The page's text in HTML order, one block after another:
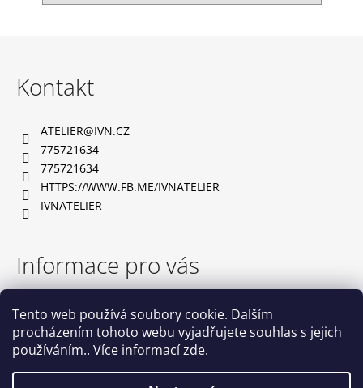
Tento web používá soubory cookie. Dalším
procházením tohoto webu vyjadřujete souhlas s jejich
používáním.. Více informacízde.
Kontakt
ATELIER@IVN.CZ
775721634
775721634
HTTPS://WWW.FB.ME/IVNATELIER
IVNATELIER
Informace pro vás
TABULKA VELIKOSTÍ
OBCHODNÍ PODMÍNKY
PODMÍNKY OCHRANY OSOBNÍCH ÚDAJŮ